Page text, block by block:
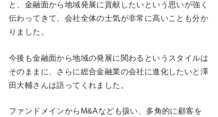
と、金融面から地域発展に貢献したいという思いが強く
伝わってきて、会社全体の士気が非常に高いことも分か
りました。
今後も金融面から地域の発展に関わるというスタイルは
そのままに、さらに総合金融業の会社に進化したいと澤
田大輔さんは語ってくれました。
ファンドメインからM&Aなども扱い、多角的に顧客を